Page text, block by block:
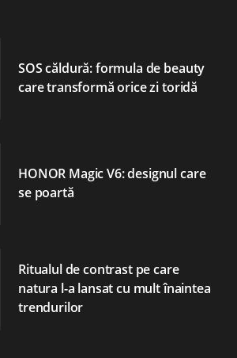
SOS căldură: formula de beauty
care transformă orice zi toridă
HONOR Magic V6: designul care
se poartă
Ritualul de contrast pe care
natura l-a lansat cu mult înaintea
trendurilor